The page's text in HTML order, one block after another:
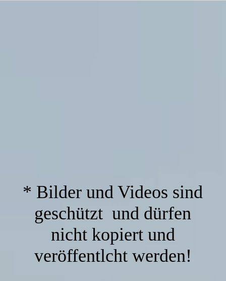
* Bilder und Videos sind
geschützt und dürfen
nicht kopiert und
veröffentlcht werden!